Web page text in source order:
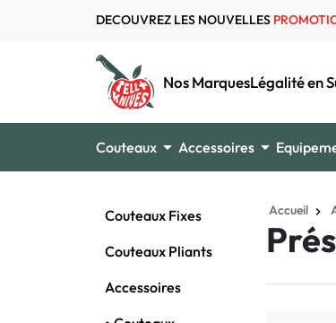
DECOUVREZ LES NOUVELLES
Nos MarquesLégalité en
Couteaux  Accessoires 
Couteaux Fixes
Couteaux Pliants
Accessoires
Accueil